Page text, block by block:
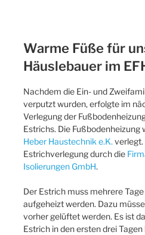
Warme Füße für
Häuslebauer im
Nachdem die Ein- und
verputzt wurden, erfolgte im
Verlegung der
Estrichs. Die Fußbodenheizung
Heber Haustechnik e.K.
Estrichverlegung durch die
Isolierungen GmbH.
Der Estrich muss mehrere
aufgeheizt werden. Dazu
vorher gelüftet werden. Es ist
Estrich in den ersten drei